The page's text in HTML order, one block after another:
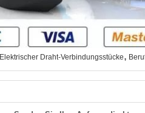
Elektrischer Draht-Verbindungsstücke,